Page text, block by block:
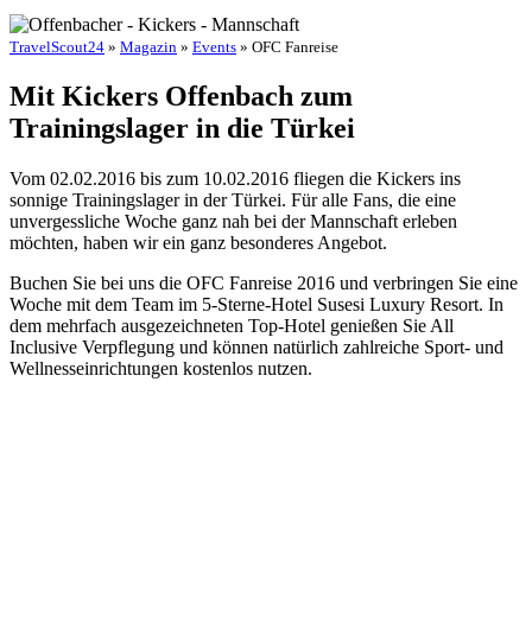
TravelScout24 » Magazin » Events » OFC Fanreise
Mit Kickers Offenbach zum
Trainingslager in die Türkei
Vom 02.02.2016 bis zum 10.02.2016 fliegen die Kickers ins
sonnige Trainingslager in der Türkei. Für alle Fans, die eine
unvergessliche Woche ganz nah bei der Mannschaft erleben
möchten, haben wir ein ganz besonderes Angebot.
Buchen Sie bei uns die OFC Fanreise 2016 und verbringen Sie eine
Woche mit dem Team im 5-Sterne-Hotel Susesi Luxury Resort. In
dem mehrfach ausgezeichneten Top-Hotel genießen Sie All
Inclusive Verpflegung und können natürlich zahlreiche Sport- und
Wellnesseinrichtungen kostenlos nutzen.